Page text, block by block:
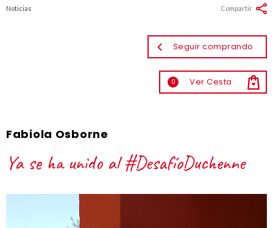
Noticias
Seguir comprando
0 Ver Cesta
Compartir
Fabiola Osborne
Ya se ha unido al #DesafíoDuchenne